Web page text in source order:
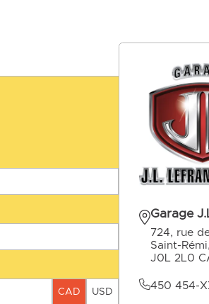
CAD USD
Garage
724, rue
Saint-
J0L 2L0
450 454-